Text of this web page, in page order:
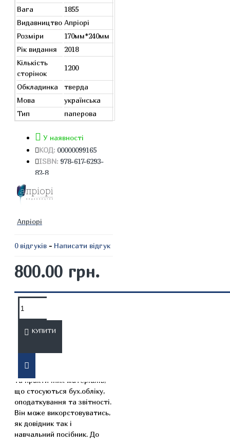
Вага
1855
Видавництво Апріорі
Розміри
170мм*240мм
Рік видання
2018
Кількість
сторінок
1200
Обкладинка
тверда
Мова
українська
Тип
паперова
У наявності
КОД: 00000099165
ISBN: 978-617-6293-
82-8
Апріорі
0 відгуків - Написати відгук
800.00 грн.
КУПИТИ
ОПИС
повний збірник теоретичних
та практичних матеріалів,
що стосуються бух.обліку,
оподаткування та звітності.
Він може викорстовуватись,
як довідник так і
навчальний посібник. До